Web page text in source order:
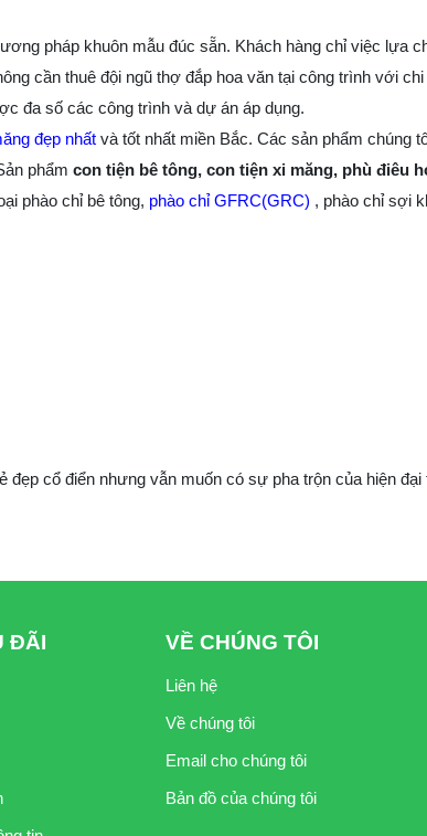
pháp khuôn mẫu đúc sẵn. Khách hàng chỉ việc lựa
cần thuê đội ngũ thợ đắp hoa văn tại công trình với
đa số các công trình và dự án áp dụng.
đẹp nhất và tốt nhất miền Bắc. Các sản phẩm chúng
phẩm con tiện bê tông, con tiện xi măng, phù điêu
phào chỉ bê tông, phào chỉ GFRC(GRC) , phào chỉ sợi
cổ điển nhưng vẫn muốn có sự pha trộn của hiện đại
ĐÃI VỀ CHÚNG TÔI
Liên hệ
Về chúng tôi
Email cho chúng tôi
Bản đồ của chúng tôi